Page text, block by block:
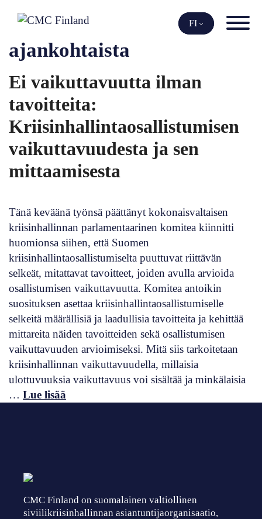
sisältöön
FI
ajankohtaista
Ei vaikuttavuutta ilman
tavoitteita:
Kriisinhallintaosallistumisen
vaikuttavuudesta ja sen
mittaamisesta
Tänä keväänä työnsä päättänyt kokonaisvaltaisen
kriisinhallinnan parlamentaarinen komitea kiinnitti
huomionsa siihen, että Suomen
kriisinhallintaosallistumiselta puuttuvat riittävän
selkeät, mitattavat tavoitteet, joiden avulla arvioida
osallistumisen vaikuttavuutta. Komitea antoikin
suosituksen asettaa kriisinhallintaosallistumiselle
selkeitä määrällisiä ja laadullisia tavoitteita ja kehittää
mittareita näiden tavoitteiden sekä osallistumisen
vaikuttavuuden arvioimiseksi. Mitä siis tarkoitetaan
kriisinhallinnan vaikuttavuudella, millaisia
ulottuvuuksia vaikuttavuus voi sisältää ja minkälaisia
… Lue lisää
CMC Finland on suomalainen valtiollinen
siviilikriisinhallinnan asiantuntijaorganisaatio,